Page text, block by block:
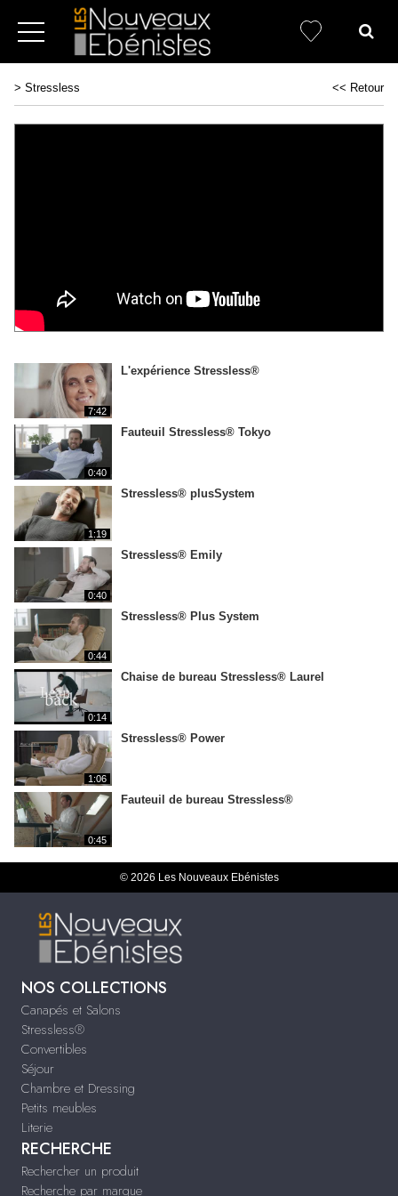
> Stressless << Retour
7:42
L'expérience Stressless®
0:40
Fauteuil Stressless® Tokyo
1:19
Stressless® plusSystem
0:40
Stressless® Emily
0:44
Stressless® Plus System
0:14
Chaise de bureau Stressless® Laurel
1:06
Stressless® Power
0:45
Fauteuil de bureau Stressless®
© 2026 Les Nouveaux Ebénistes
NOS COLLECTIONS
Canapés et Salons
Stressless®
Convertibles
Séjour
Chambre et Dressing
Petits meubles
Literie
RECHERCHE
Rechercher un produit
Recherche par marque